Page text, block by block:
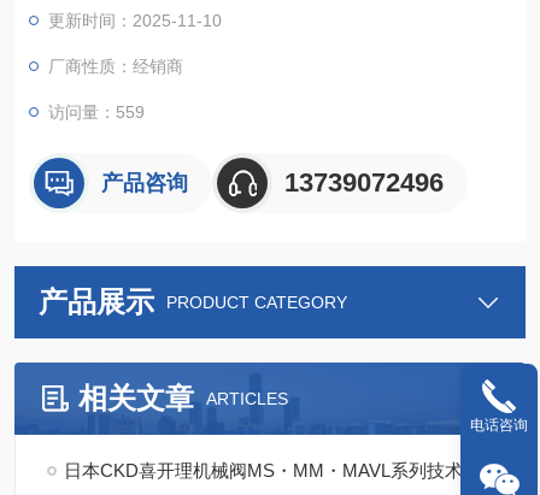
更新时间：2025-11-10
厂商性质：经销商
访问量：559
产品咨询 13739072496
产品展示 PRODUCT CATEGORY
相关文章 ARTICLES
日本CKD喜开理机械阀MS・MM・MAVL系列技术特点
电话咨询